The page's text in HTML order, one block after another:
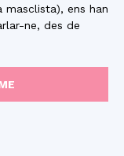
masclista), ens han
ne, des de